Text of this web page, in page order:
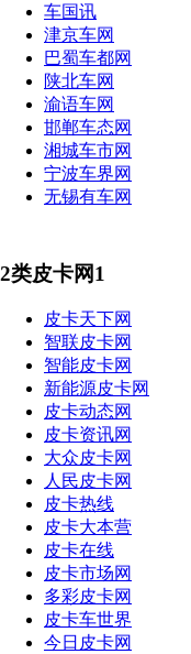
车国讯
津京车网
巴蜀车都网
陕北车网
渝语车网
邯郸车态网
湘城车市网
宁波车界网
无锡有车网
2类皮卡网1
皮卡天下网
智联皮卡网
智能皮卡网
新能源皮卡网
皮卡动态网
皮卡资讯网
大众皮卡网
人民皮卡网
皮卡热线
皮卡大本营
皮卡在线
皮卡市场网
多彩皮卡网
皮卡车世界
今日皮卡网